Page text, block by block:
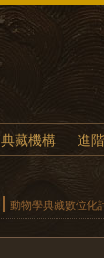
典藏機構 進
動物學典藏數位化